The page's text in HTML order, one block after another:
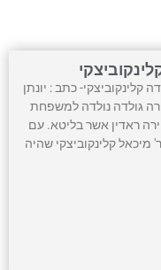
קלינקוביצקי- כתב : יונתן
גולדה נולדה למשפחת
ראדין אשר בליטא. עם
מיכאל קלינקוביצקי שהיה